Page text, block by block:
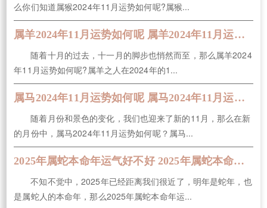
么你们知道属猴2024年11月运势如何呢?属猴...
属羊2024年11月运势如何呢 属羊2024年11月运势及运程
随着十月的过去，十一月的脚步也悄然而至，那么属羊2024
年11月运势如何呢?属羊之人在2024年的1...
属马2024年11月运势如何呢 属马2024年11月运势及运程
随着月份和景色的变化，我们也迎来了新的11月，那么在新
的月份中，属马2024年11月运势如何呢？属马...
2025年属蛇本命年运气好不好 2025年属蛇本命年忌讳什么
不知不觉中，2025年已经距离我们很近了，明年是蛇年，也
是属蛇人的本命年，那么2025年属蛇本命年运...